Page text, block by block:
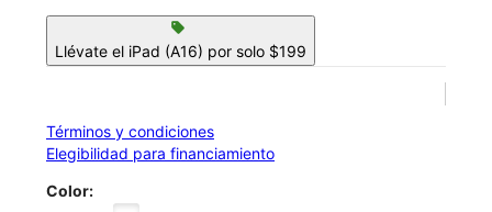
sell
Llévate el iPad (A16) por solo $199
Términos y condiciones
Elegibilidad para financiamiento
Color: